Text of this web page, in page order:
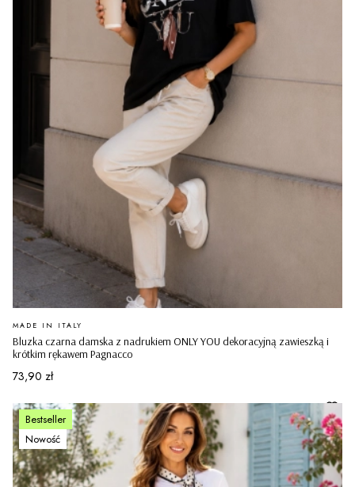
Bluzka czarna damska z nadrukiem ONLY YOU dekoracyjną zawieszką i
krótkim rękawem Pagnacco
PRODUCENT
MADE IN ITALY
Cena
73,90 zł
Bestseller
Nowość